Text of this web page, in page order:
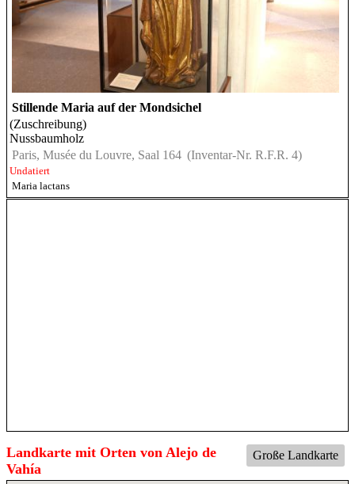
Stillende Maria auf der Mondsichel
(Zuschreibung)
Nussbaumholz
Paris, Musée du Louvre, Saal 164 (Inventar-Nr. R.F.R. 4)
Undatiert
Maria lactans
Große Landkarte
Landkarte mit Orten von Alejo de
Vahía